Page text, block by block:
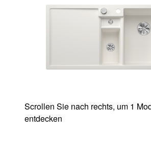
Scrollen Sie nach rechts, um 1
entdecken